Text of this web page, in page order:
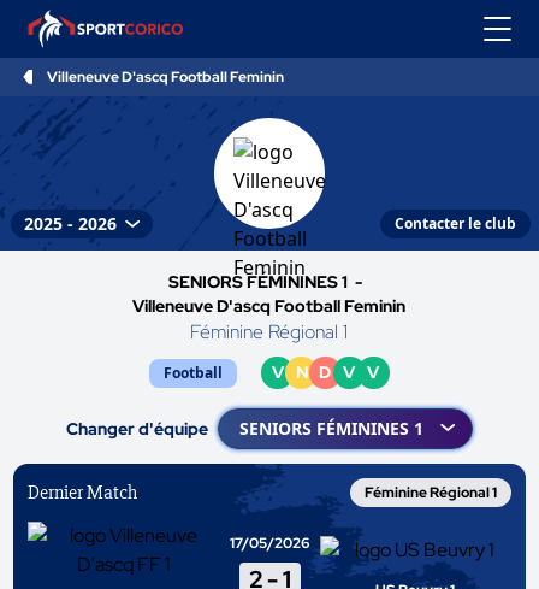
Villeneuve D'ascq Football Feminin
Contacter le club
SENIORS FÉMININES 1 -
Villeneuve D'ascq Football Feminin
Féminine Régional 1
Football V N D V V
Changer d'équipe
Dernier Match Féminine Régional 1
17/05/2026
2-1